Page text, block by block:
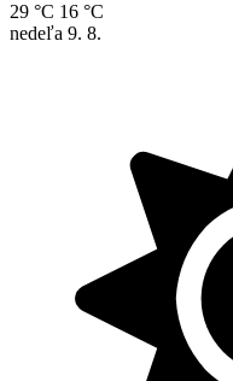
29 °C 16 °C
nedeľa 9. 8.